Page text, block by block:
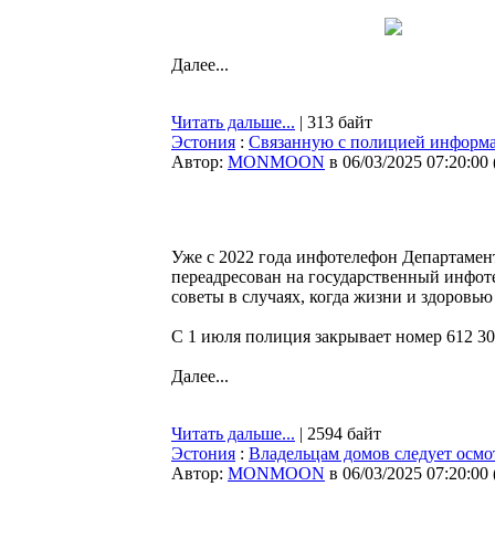
Далее...
Читать дальше... | 313 байт
Эстония : Связанную с полицией
Автор: MONMOON в 06/03/2025 07:20:00
Уже с 2022 года инфотелефон
переадресован на государственный
советы в случаях, когда жизни и
С 1 июля полиция закрывает номер 612
Далее...
Читать дальше... | 2594 байт
Эстония : Владельцам домов следует
Автор: MONMOON в 06/03/2025 07:20:00